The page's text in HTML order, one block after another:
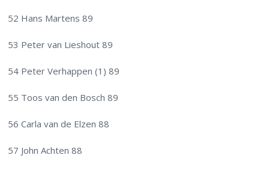
52 Hans Martens 89
53 Peter van Lieshout 89
54 Peter Verhappen (1) 89
55 Toos van den Bosch 89
56 Carla van de Elzen 88
57 John Achten 88